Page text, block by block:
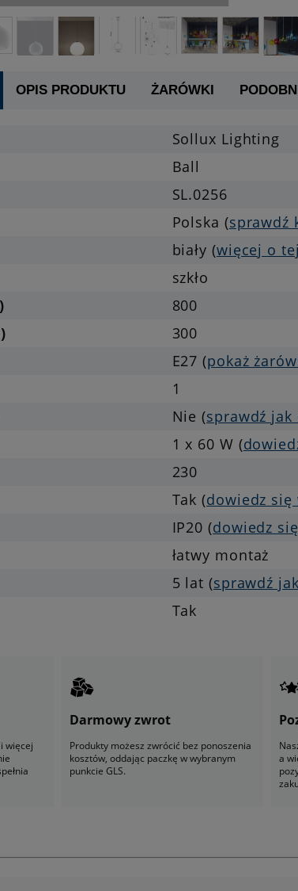
OPIS PRODUKTU ŻARÓWKI
Sollux Lighting
Ball
SL.0256
Polska (sprawdź
biały (więcej o
szkło
800
300
E27 (pokaż
1
Nie (sprawdź jak
1 x 60 W (
230
Tak (dowiedz się
IP20 (dowiedz
łatwy montaż
5 lat (sprawdź
Tak
więcej
Darmowy zwrot
Produkty możesz zwrócić bez ponoszenia
kosztów, oddając paczkę w wybranym
punkcie GLS.
a